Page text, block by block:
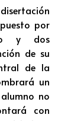
por
y dos
de su
de la
un
no
con